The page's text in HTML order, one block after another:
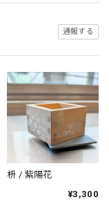
通報する
枡 / 紫陽花
¥3,300